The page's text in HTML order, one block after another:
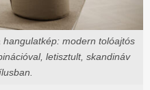
modern tolóajtós
letisztult, skandináv